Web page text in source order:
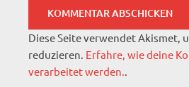
Diese Seite verwendet Akismet,
reduzieren. Erfahre, wie deine
verarbeitet werden..